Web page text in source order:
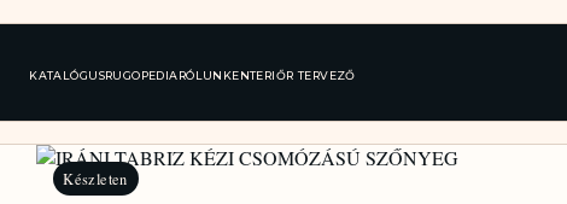
KATALÓGUSRUGOPEDIARÓLUNKENTERIŐR TERVEZŐ
Készleten